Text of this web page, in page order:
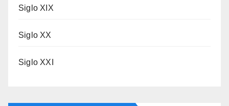
Siglo XIX
Siglo XX
Siglo XXI